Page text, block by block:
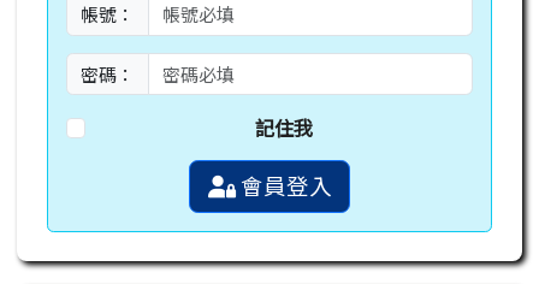
帳號：
密碼：
記住我
會員登入